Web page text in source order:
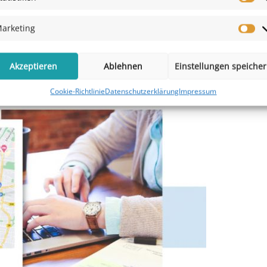
Akzeptieren Ablehnen Einstellungen
Cookie-RichtlinieDatenschutzerklärungImpressum